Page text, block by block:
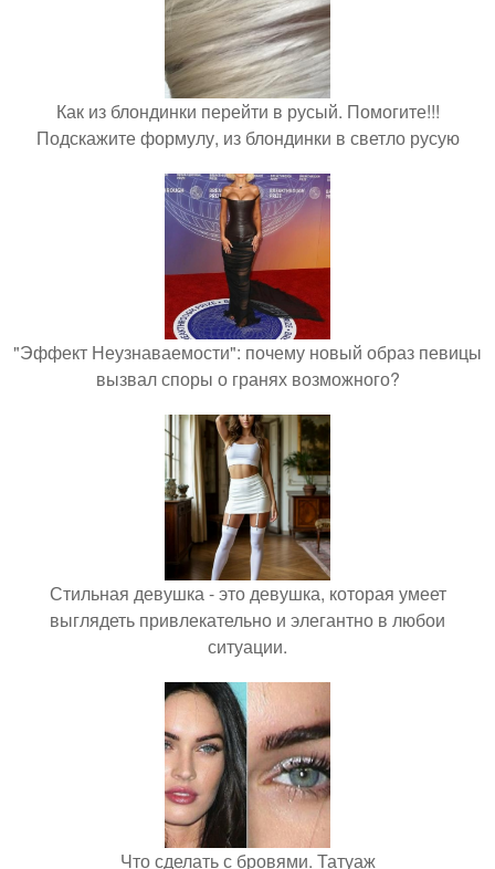
Как из блондинки перейти в русый. Помогите!!!
Подскажите формулу, из блондинки в светло русую
"Эффект Неузнаваемости": почему новый образ певицы
вызвал споры о гранях возможного?
Стильная девушка - это девушка, которая умеет
выглядеть привлекательно и элегантно в любои
ситуации.
Что сделать с бровями. Татуаж